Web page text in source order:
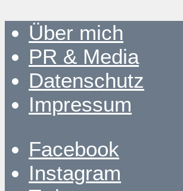
Über mich
PR & Media
Datenschutz
Impressum
Facebook
Instagram